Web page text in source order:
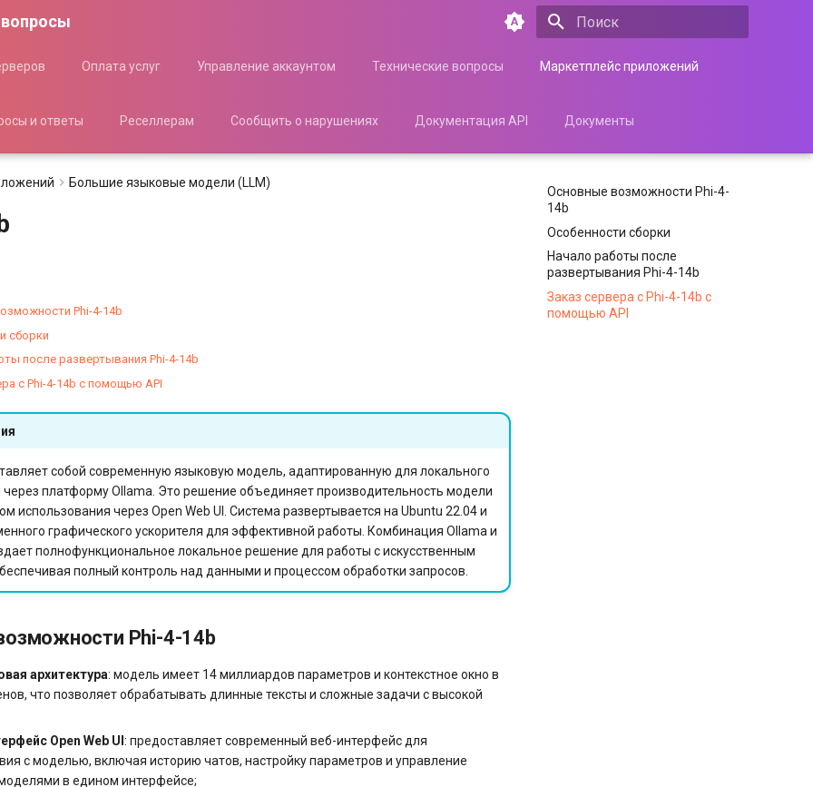
Оплата услуг Управление аккаунтом Технические вопросы Маркетплейс приложений
и ответы Реселлерам Сообщить о нарушениях Документация API Документы
Основные возможности Phi-4-
14b
Особенности сборки
Начало работы после
развертывания Phi-4-14b
Заказ сервера с Phi-4-14b с
помощью API
Большие языковые модели (LLM)
Phi-4-14b
сборки
после развертывания Phi-4-14b
с Phi-4-14b с помощью API
собой современную языковую модель, адаптированную для локального
через платформу Ollama. Это решение объединяет производительность модели
использования через Open Web UI. Система развертывается на Ubuntu 22.04 и
графического ускорителя для эффективной работы. Комбинация Ollama и
полнофункциональное локальное решение для работы с искусственным
полный контроль над данными и процессом обработки запросов.
Phi-4-14b
архитектура: модель имеет 14 миллиардов параметров и контекстное окно в
что позволяет обрабатывать длинные тексты и сложные задачи с высокой
Open Web UI: предоставляет современный веб-интерфейс для
с моделью, включая историю чатов, настройку параметров и управление
в едином интерфейсе;